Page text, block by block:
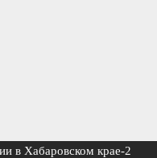
в Хабаровском крае-2